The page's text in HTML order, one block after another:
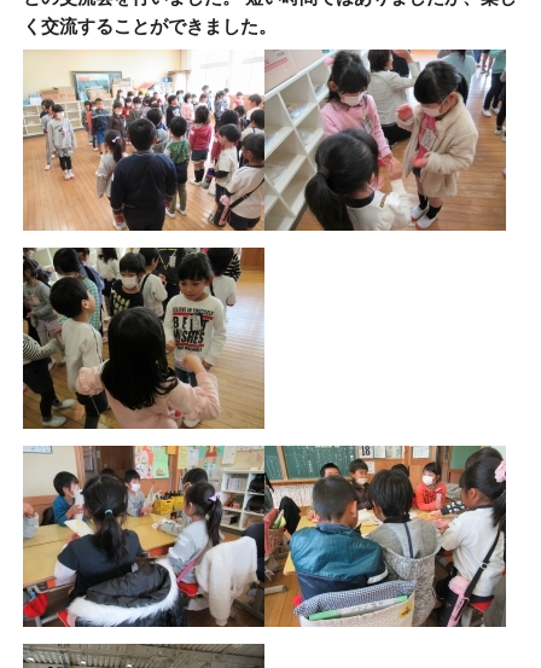
く交流することができました。